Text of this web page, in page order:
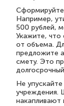
Сформируйте
Например,
500 рублей,
Укажите, что
от объема.
предложите
смету. Это
Не
учреждения.
накапливают